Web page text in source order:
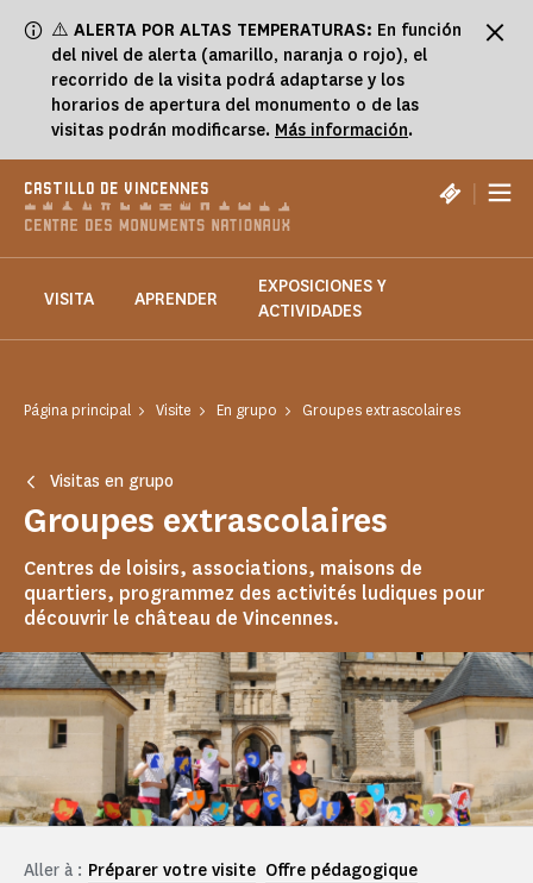
⚠️ ALERTA POR ALTAS TEMPERATURAS: En función
del nivel de alerta (amarillo, naranja o rojo), el
recorrido de la visita podrá adaptarse y los
horarios de apertura del monumento o de las
visitas podrán modificarse. Más información.
CASTILLO DE VINCENNES |
VISITA APRENDER
EXPOSICIONES Y
ACTIVIDADES
Página principal Visite En grupo Groupes extrascolaires
Visitas en grupo
Groupes extrascolaires
Centres de loisirs, associations, maisons de
quartiers, programmez des activités ludiques pour
découvrir le château de Vincennes.
Aller à : Préparer votre visite Offre pédagogique